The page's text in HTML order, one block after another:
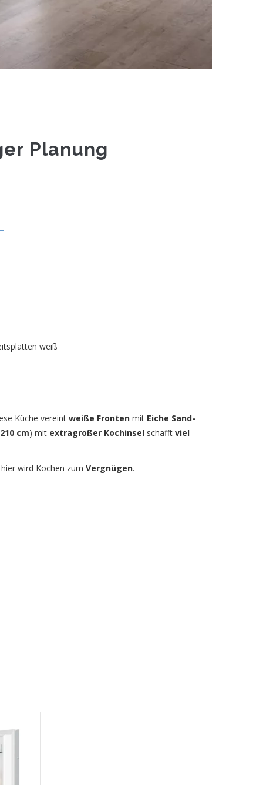
Planung
weiß
Küche vereint weiße Fronten mit Eiche Sand-
cm) mit extragroßer Kochinsel schafft viel
wird Kochen zum Vergnügen.